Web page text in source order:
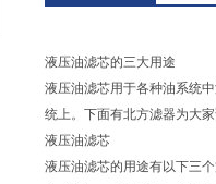
液压油滤芯的三大用途
液压油滤芯用于各种油系统
统上。下面有北方滤器为大
液压油滤芯
液压油滤芯的用途有以下三个